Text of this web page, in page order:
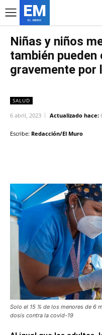
EM
EL MURO
Niñas y niños
también pueden
gravemente por
SALUD
6 abril, 2023 Actualizado hace:
Escribe: Redacción/El Muro
Solo el 15 % de los menores de 6
dosis contra la covid-19